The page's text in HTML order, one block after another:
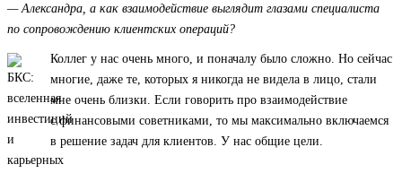
— Александра, а как взаимодействие выглядит глазами специалиста
по сопровождению клиентских операций?
Коллег у нас очень много, и поначалу было сложно. Но сейчас
многие, даже те, которых я никогда не видела в лицо, стали
мне очень близки. Если говорить про взаимодействие
с финансовыми советниками, то мы максимально включаемся
в решение задач для клиентов. У нас общие цели.